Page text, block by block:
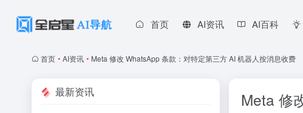
首页 AI资讯 AI百科
首页 • AI资讯 • Meta 修改 WhatsApp 条款：对特定第三方 AI 机器人按消息收费
Meta 修
最新资讯